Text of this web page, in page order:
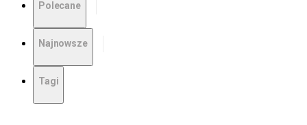
Polecane
Najnowsze
Tagi